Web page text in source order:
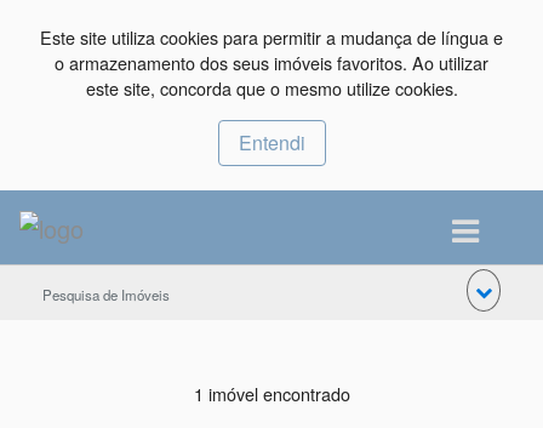
Este site utiliza cookies para permitir a mudança de língua e
o armazenamento dos seus imóveis favoritos. Ao utilizar
este site, concorda que o mesmo utilize cookies.
Entendi
Pesquisa de Imóveis
1 imóvel encontrado